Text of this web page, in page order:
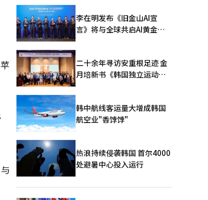
李在明发布《旧金山AI宣
言》将与全球共启AI黄金时
二十余年寻访安重根足迹 金
月培新书《韩国独立运动圣
韩中航线客运量大增成韩国
航空业"香饽饽"
热浪持续侵袭韩国 首尔4000
处避暑中心投入运行